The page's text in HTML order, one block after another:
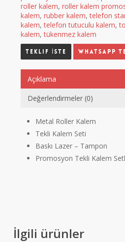
roller kalem, roller kalem
kalem, rubber kalem,telefon
kalem,telefon tutuculu kalem,
kalem,tükenmez kalem
Whatsapp
Açıklama
Değerlendirmeler (0)
Metal Roller Kalem
Tekli Kalem Seti
Baskı Lazer – Tampon
Promosyon Tekli Kalem
İlgili ürünler